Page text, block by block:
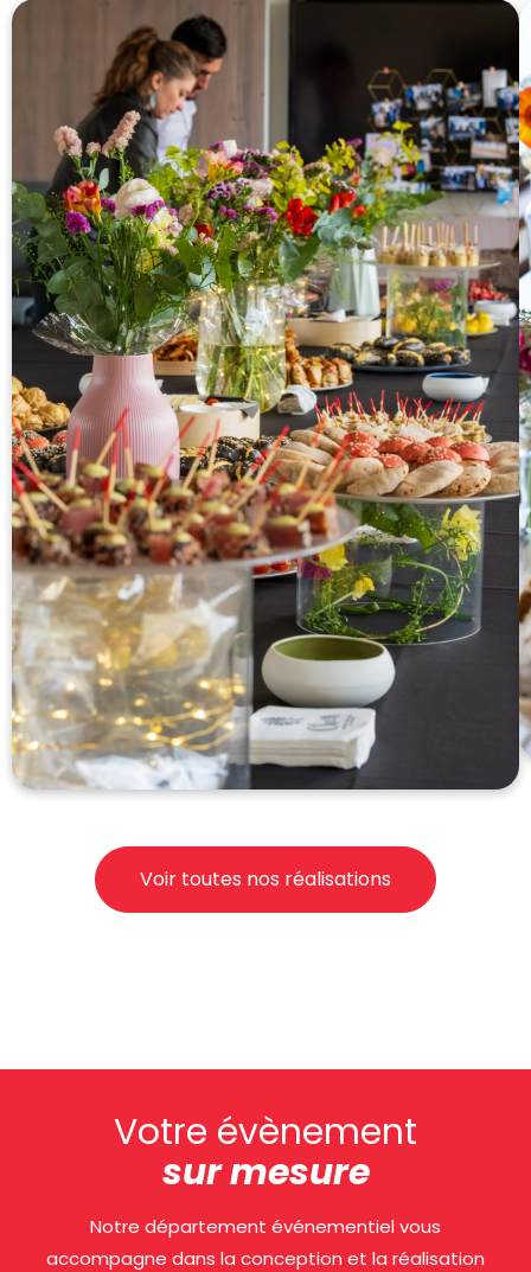
Voir toutes nos réalisations
Votre évènement
sur mesure
Notre département événementiel vous
accompagne dans la conception et la réalisation